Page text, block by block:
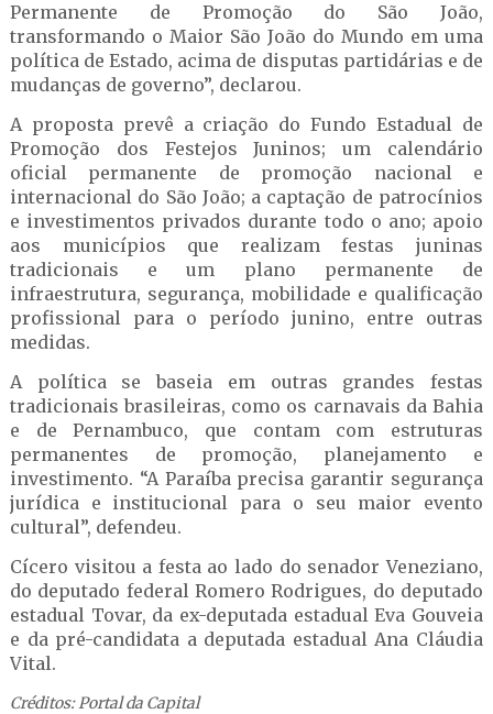
Permanente de Promoção do São João,
transformando o Maior São João do Mundo em uma
política de Estado, acima de disputas partidárias e de
mudanças de governo”, declarou.
A proposta prevê a criação do Fundo Estadual de
Promoção dos Festejos Juninos; um calendário
oficial permanente de promoção nacional e
internacional do São João; a captação de patrocínios
e investimentos privados durante todo o ano; apoio
aos municípios que realizam festas juninas
tradicionais e um plano permanente de
infraestrutura, segurança, mobilidade e qualificação
profissional para o período junino, entre outras
medidas.
A política se baseia em outras grandes festas
tradicionais brasileiras, como os carnavais da Bahia
e de Pernambuco, que contam com estruturas
permanentes de promoção, planejamento e
investimento. “A Paraíba precisa garantir segurança
jurídica e institucional para o seu maior evento
cultural”, defendeu.
Cícero visitou a festa ao lado do senador Veneziano,
do deputado federal Romero Rodrigues, do deputado
estadual Tovar, da ex-deputada estadual Eva Gouveia
e da pré-candidata a deputada estadual Ana Cláudia
Vital.
Créditos: Portal da Capital